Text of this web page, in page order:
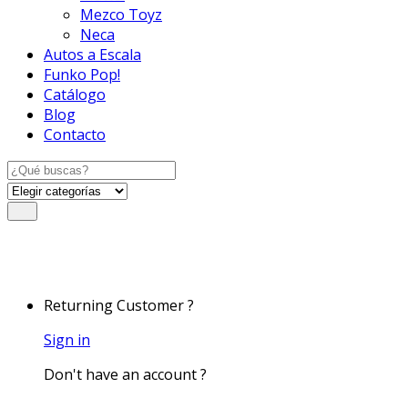
Mezco Toyz
Neca
Autos a Escala
Funko Pop!
Catálogo
Blog
Contacto
Search
for:
Returning Customer ?
Sign in
Don't have an account ?